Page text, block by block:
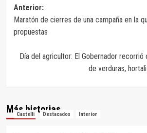
Navegación
de
entradas
Anterior:
Maratón de cierres de una campaña en la
propuestas
Día del agricultor: El Gobernador
de verduras,
Más historias
Castelli Destacados Interior